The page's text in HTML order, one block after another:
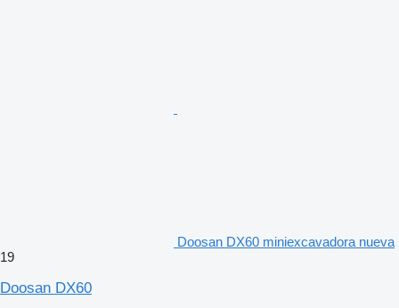
Doosan DX60 miniexcavadora nueva
19
Doosan DX60